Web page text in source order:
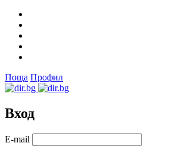
Поща Профил
Вход
Е-mail